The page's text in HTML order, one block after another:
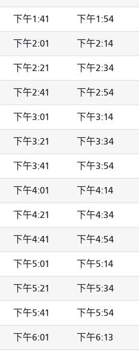
下午1:41 下午1:54
下午2:01 下午2:14
下午2:21 下午2:34
下午2:41 下午2:54
下午3:01 下午3:14
下午3:21 下午3:34
下午3:41 下午3:54
下午4:01 下午4:14
下午4:21 下午4:34
下午4:41 下午4:54
下午5:01 下午5:14
下午5:21 下午5:34
下午5:41 下午5:54
下午6:01 下午6:13